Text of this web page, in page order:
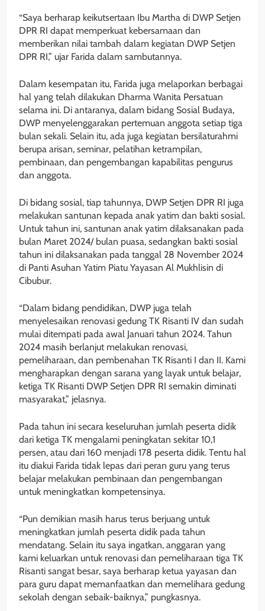
“Saya berharap keikutsertaan Ibu Martha di DWP Setjen
DPR RI dapat memperkuat kebersamaan dan
memberikan nilai tambah dalam kegiatan DWP Setjen
DPR RI,” ujar Farida dalam sambutannya.
Dalam kesempatan itu, Farida juga melaporkan berbagai
hal yang telah dilakukan Dharma Wanita Persatuan
selama ini. Di antaranya, dalam bidang Sosial Budaya,
DWP menyelenggarakan pertemuan anggota setiap tiga
bulan sekali. Selain itu, ada juga kegiatan bersilaturahmi
berupa arisan, seminar, pelatihan ketrampilan,
pembinaan, dan pengembangan kapabilitas pengurus
dan anggota.
Di bidang sosial, tiap tahunnya, DWP Setjen DPR RI juga
melakukan santunan kepada anak yatim dan bakti sosial.
Untuk tahun ini, santunan anak yatim dilaksanakan pada
bulan Maret 2024/ bulan puasa, sedangkan bakti sosial
tahun ini dilaksanakan pada tanggal 28 November 2024
di Panti Asuhan Yatim Piatu Yayasan Al Mukhlisin di
Cibubur.
“Dalam bidang pendidikan, DWP juga telah
menyelesaikan renovasi gedung TK Risanti IV dan sudah
mulai ditempati pada awal Januari tahun 2024. Tahun
2024 masih berlanjut melakukan renovasi,
pemeliharaan, dan pembenahan TK Risanti I dan II. Kami
mengharapkan dengan sarana yang layak untuk belajar,
ketiga TK Risanti DWP Setjen DPR RI semakin diminati
masyarakat,” jelasnya.
Pada tahun ini secara keseluruhan jumlah peserta didik
dari ketiga TK mengalami peningkatan sekitar 10,1
persen, atau dari 160 menjadi 178 peserta didik. Tentu hal
itu diakui Farida tidak lepas dari peran guru yang terus
belajar melakukan pembinaan dan pengembangan
untuk meningkatkan kompetensinya.
“Pun demikian masih harus terus berjuang untuk
meningkatkan jumlah peserta didik pada tahun
mendatang. Selain itu saya ingatkan, anggaran yang
kami keluarkan untuk renovasi dan pemeliharaan tiga TK
Risanti sangat besar, saya berharap ketua yayasan dan
para guru dapat memanfaatkan dan memelihara gedung
sekolah dengan sebaik-baiknya,” pungkasnya.